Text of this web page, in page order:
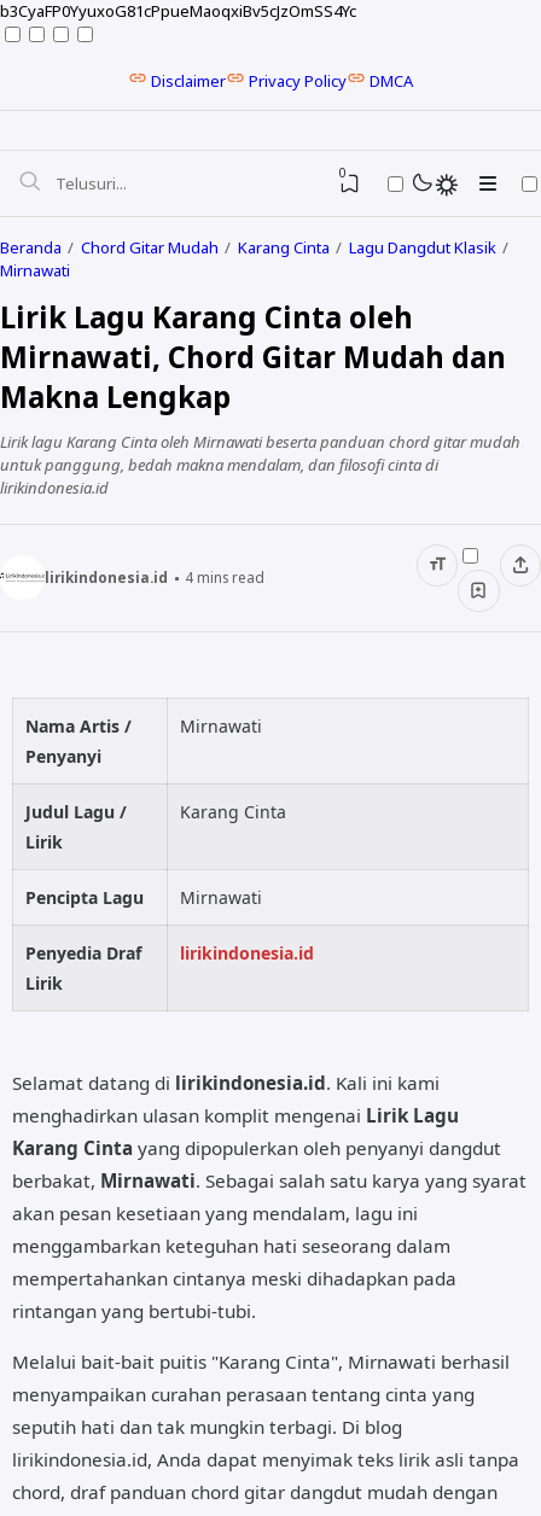
b3CyaFP0YyuxoG81cPpueMaoqxiBv5cJzOmSS4Yc
Disclaimer Privacy Policy DMCA
NELA KARISMA
0
Beranda Chord Gitar Mudah Karang Cinta
Lagu Dangdut Klasik
Mirnawati
Lirik Lagu Karang Cinta oleh
Mirnawati, Chord Gitar Mudah dan
Makna Lengkap
Lirik lagu Karang Cinta oleh Mirnawati beserta panduan chord gitar mudah
untuk panggung, bedah makna mendalam, dan filosofi cinta di
lirikindonesia.id
lirikindonesia.id 4mins read
Nama Artis /
Penyanyi
Mirnawati
Judul Lagu /
Lirik
Karang Cinta
Pencipta Lagu Mirnawati
Penyedia Draf
Lirik
lirikindonesia.id
Selamat datang di lirikindonesia.id. Kali ini kami
menghadirkan ulasan komplit mengenai Lirik Lagu
Karang Cinta yang dipopulerkan oleh penyanyi dangdut
berbakat, Mirnawati. Sebagai salah satu karya yang syarat
akan pesan kesetiaan yang mendalam, lagu ini
menggambarkan keteguhan hati seseorang dalam
mempertahankan cintanya meski dihadapkan pada
rintangan yang bertubi-tubi.
Melalui bait-bait puitis "Karang Cinta", Mirnawati berhasil
menyampaikan curahan perasaan tentang cinta yang
seputih hati dan tak mungkin terbagi. Di blog
lirikindonesia.id, Anda dapat menyimak teks lirik asli tanpa
chord, draf panduan chord gitar dangdut mudah dengan